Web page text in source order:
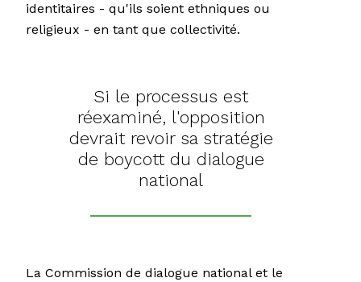
identitaires - qu'ils soient ethniques ou
religieux - en tant que collectivité.
Si le processus est
réexaminé, l'opposition
devrait revoir sa stratégie
de boycott du dialogue
national
La Commission de dialogue national et le